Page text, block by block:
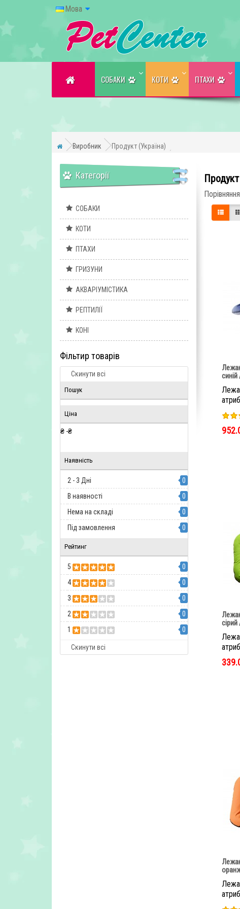
Мова
CОБАКИ КОТИ ПТАХИ
Виробник Продукт (Україна)
Категорії
CОБАКИ
КОТИ
ПТАХИ
ГРИЗУНИ
АКВАРІУМІСТИКА
РЕПТИЛІЇ
КОНІ
Фільтир товарів
Скинути всі
Пошук
Ціна
₴ -₴
Наявність
2 - 3 Дні
0
В наявності
0
Нема на складі
0
Під замовлення
0
Рейтинг
5
0
4
0
3
0
2
0
1
0
Скинути всі
синій